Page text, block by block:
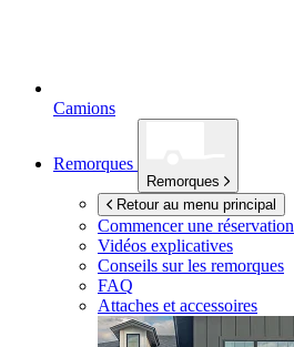
Camions
Remorques
Remorques
Retour au menu principal
Commencer une réservation
Vidéos explicatives
Conseils sur les remorques
FAQ
Attaches et accessoires